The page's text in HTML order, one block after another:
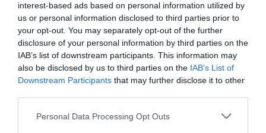
interest-based ads based on personal information utilized by
us or personal information disclosed to third parties prior to
your opt-out. You may separately opt-out of the further
disclosure of your personal information by third parties on the
IAB’s list of downstream participants. This information may
also be disclosed by us to third parties on the IAB’s List of
Downstream Participants that may further disclose it to other
Personal Data Processing Opt Outs
Ακολουθήστε το Culturenow.gr
Σχετικά Άρθρα